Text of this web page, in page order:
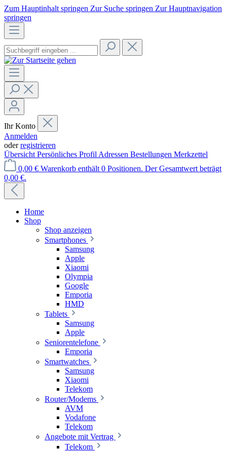
Zum Hauptinhalt springen Zur Suche springen Zur Hauptnavigation
springen
Ihr Konto
Anmelden
oderregistrieren
Übersicht Persönliches Profil Adressen Bestellungen Merkzettel
0,00 € Warenkorb enthält 0 Positionen. Der Gesamtwert beträgt
0,00 €.
Home
Shop
Shop anzeigen
Smartphones
Samsung
Apple
Xiaomi
Olympia
Google
Emporia
HMD
Tablets
Samsung
Apple
Seniorentelefone
Emporia
Smartwatches
Samsung
Xiaomi
Telekom
Router/Modems
AVM
Vodafone
Telekom
Angebote mit Vertrag
Telekom